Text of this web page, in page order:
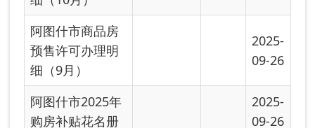
阿图什市商品房
预售许可办理明
细（5月）
阿图什市2025年
房地产开发项目
进度
2025-
2025-